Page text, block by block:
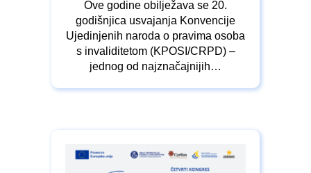
Ove godine obilježava se 20.
godišnjica usvajanja Konvencije
Ujedinjenih naroda o pravima osoba
s invaliditetom (KPOSI/CRPD) –
jednog od najznačajnijih…